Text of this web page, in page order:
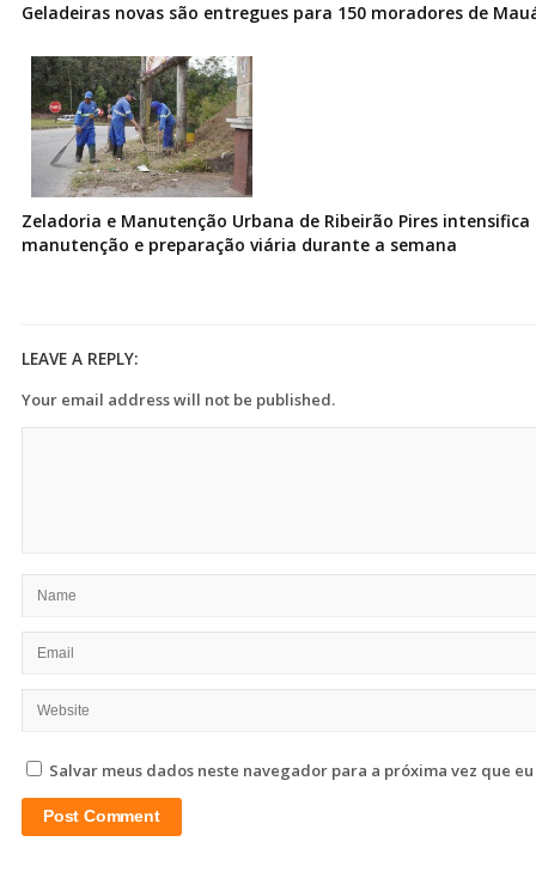
Geladeiras novas são entregues para 150 moradores de
Zeladoria e Manutenção Urbana de Ribeirão Pires intensifica
manutenção e preparação viária durante a semana
LEAVE A REPLY:
Your email address will not be published.
Salvar meus dados neste navegador para a próxima vez que